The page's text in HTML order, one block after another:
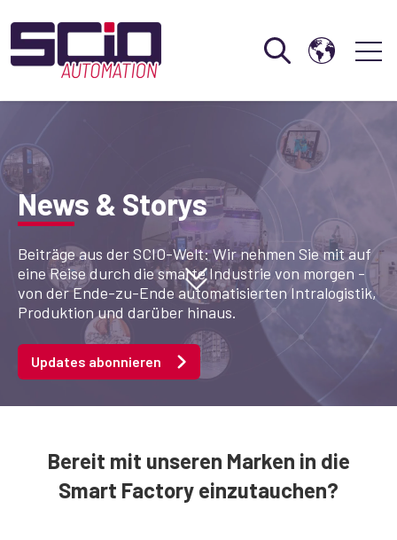
Open
Open search
News & Storys
Beiträge aus der SCIO-Welt: Wir nehmen Sie mit auf
eine Reise durch die smarte Industrie von morgen -
von der Ende-zu-Ende automatisierten Intralogistik,
Produktion und darüber hinaus.
Updates abonnieren
Bereit mit unseren Marken in die
Smart Factory einzutauchen?